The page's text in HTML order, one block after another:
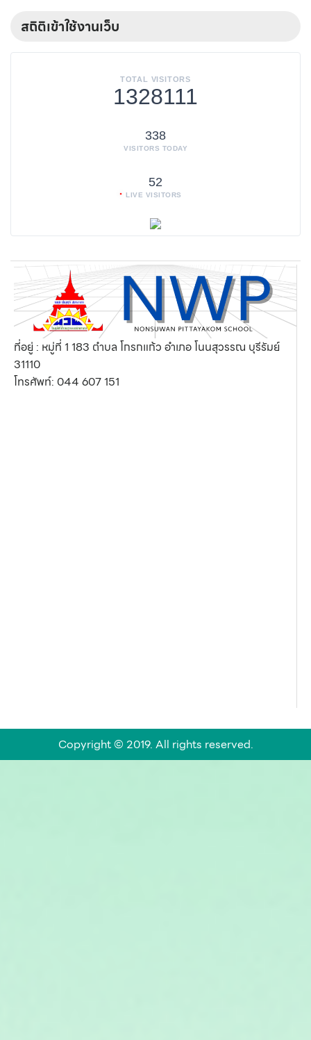
สถิติเข้าใช้งานเว็บ
TOTAL VISITORS
1328111
338
VISITORS TODAY
52
LIVE VISITORS
ที่อยู่ : หมู่ที่ 1 183 ตำบล โกรกแก้ว อำเภอ โนนสุวรรณ บุรีรัมย์
31110
โทรศัพท์: 044 607 151
Copyright © 2019. All rights reserved.